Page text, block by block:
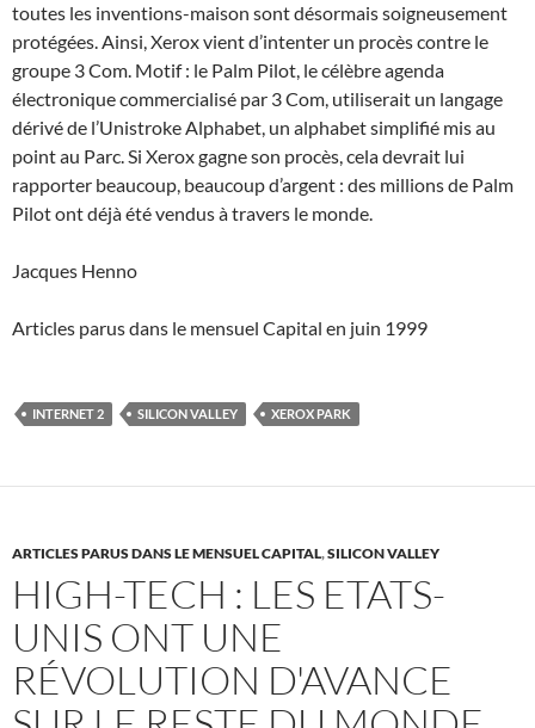
toutes les inventions-maison sont désormais soigneusement
protégées. Ainsi, Xerox vient d’intenter un procès contre le
groupe 3 Com. Motif : le Palm Pilot, le célèbre agenda
électronique commercialisé par 3 Com, utiliserait un langage
dérivé de l’Unistroke Alphabet, un alphabet simplifié mis au
point au Parc. Si Xerox gagne son procès, cela devrait lui
rapporter beaucoup, beaucoup d’argent : des millions de Palm
Pilot ont déjà été vendus à travers le monde.
Jacques Henno
Articles parus dans le mensuel Capital en juin 1999
INTERNET 2 SILICON VALLEY XEROX PARK
ARTICLES PARUS DANS LE MENSUEL CAPITAL,SILICON VALLEY
HIGH-TECH : LES ETATS-
UNIS ONT UNE
RÉVOLUTION D'AVANCE